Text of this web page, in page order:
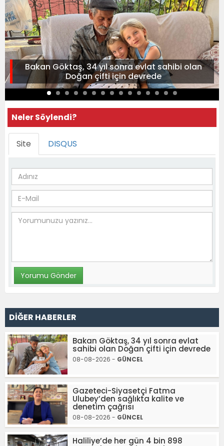
Bakan Göktaş, 34 yıl sonra evlat sahibi olan
Doğan çifti için devrede
Neler Söylendi?
Site DISQUS
DİĞER HABERLER
Bakan Göktaş, 34 yıl sonra evlat
sahibi olan Doğan çifti için devrede
08-08-2026 - GÜNCEL
Gazeteci-Siyasetçi Fatma
Ulubey’den sağlıkta kalite ve
denetim çağrısı
08-08-2026 - GÜNCEL
Haliliye’de her gün 4 bin 898